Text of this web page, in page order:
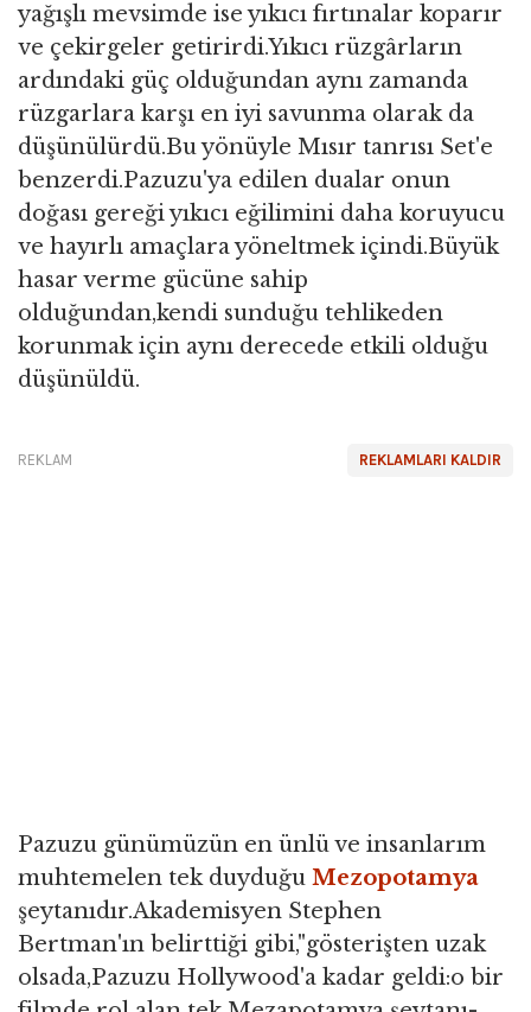
yağışlı mevsimde ise yıkıcı fırtınalar koparır
ve çekirgeler getirirdi.Yıkıcı rüzgârların
ardındaki güç olduğundan aynı zamanda
rüzgarlara karşı en iyi savunma olarak da
düşünülürdü.Bu yönüyle Mısır tanrısı Set'e
benzerdi.Pazuzu'ya edilen dualar onun
doğası gereği yıkıcı eğilimini daha koruyucu
ve hayırlı amaçlara yöneltmek içindi.Büyük
hasar verme gücüne sahip
olduğundan,kendi sunduğu tehlikeden
korunmak için aynı derecede etkili olduğu
düşünüldü.
REKLAMLARI KALDIR
REKLAM
Pazuzu günümüzün en ünlü ve insanlarım
muhtemelen tek duyduğu Mezopotamya
şeytanıdır.Akademisyen Stephen
Bertman'ın belirttiği gibi,"gösterişten uzak
olsada,Pazuzu Hollywood'a kadar geldi:o bir